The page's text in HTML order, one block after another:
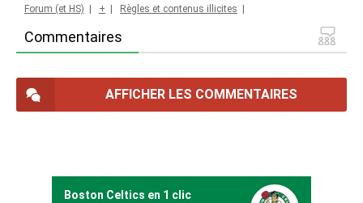
Commentaires
Forum (et HS) + Règles et contenus illicites
AFFICHER LES COMMENTAIRES
Boston Celtics en 1 clic